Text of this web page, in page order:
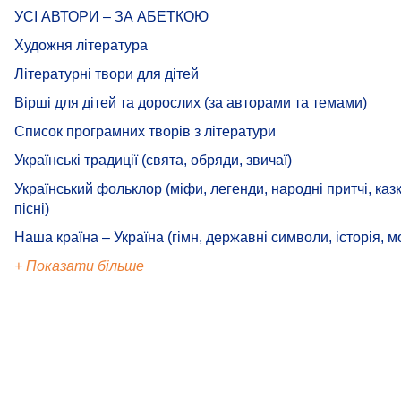
УСІ АВТОРИ – ЗА АБЕТКОЮ
Художня література
Літературні твори для дітей
Вірші для дітей та дорослих (за авторами та темами)
Список програмних творів з літератури
Українські традиції (свята, обряди, звичаї)
Український фольклор (міфи, легенди, народні притчі,
пісні)
Наша країна – Україна (гімн, державні символи, історія,
+ Показати більше